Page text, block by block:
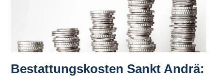
Bestattungskosten Sankt Andrä: